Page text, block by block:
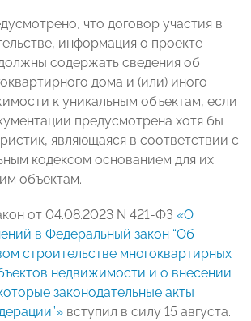
что договор участия в
информация о проекте
содержать сведения об
дома и (или) иного
к уникальным объектам, если
предусмотрена хотя бы
являющаяся в соответствии с
кодексом основанием для их
объектам.
от 04.08.2023 N 421-ФЗ «О
в Федеральный закон “Об
строительстве многоквартирных
недвижимости и о внесении
законодательные акты
вступил в силу 15 августа.